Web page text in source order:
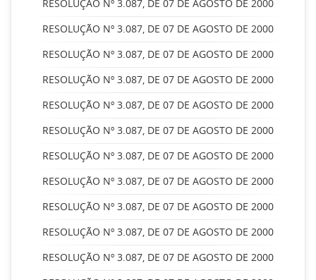
RESOLUÇÃO Nº 3.087, DE 07 DE AGOSTO DE 2000
RESOLUÇÃO Nº 3.087, DE 07 DE AGOSTO DE 2000
RESOLUÇÃO Nº 3.087, DE 07 DE AGOSTO DE 2000
RESOLUÇÃO Nº 3.087, DE 07 DE AGOSTO DE 2000
RESOLUÇÃO Nº 3.087, DE 07 DE AGOSTO DE 2000
RESOLUÇÃO Nº 3.087, DE 07 DE AGOSTO DE 2000
RESOLUÇÃO Nº 3.087, DE 07 DE AGOSTO DE 2000
RESOLUÇÃO Nº 3.087, DE 07 DE AGOSTO DE 2000
RESOLUÇÃO Nº 3.087, DE 07 DE AGOSTO DE 2000
RESOLUÇÃO Nº 3.087, DE 07 DE AGOSTO DE 2000
RESOLUÇÃO Nº 3.087, DE 07 DE AGOSTO DE 2000